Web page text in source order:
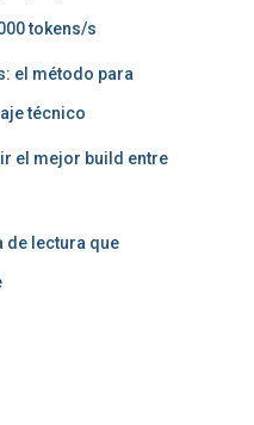
tokens/s
el método para
técnico
el mejor build entre
de lectura que